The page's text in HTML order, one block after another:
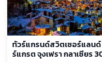
ทัวร์แกรนด์สวิตเซอร์แลนด์
ร์แกรต จุงเฟรา กลาเซียร